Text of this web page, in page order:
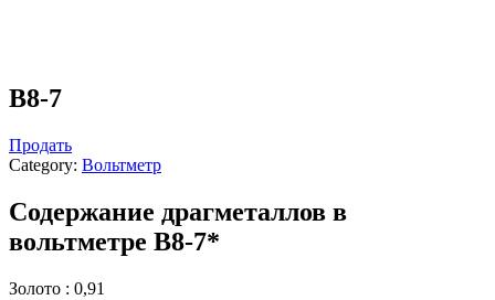
В8-7
Продать
Category: Вольтметр
Содержание драгметаллов в
вольтметре В8-7*
Золото : 0,91